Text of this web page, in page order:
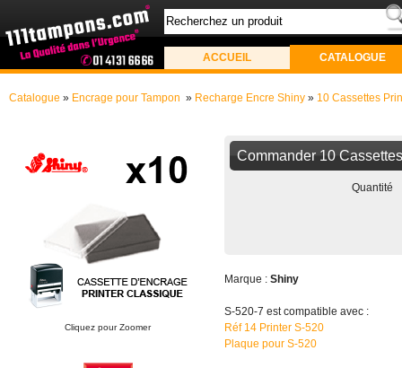
ACCUEIL CATALOGUE
Catalogue » Encrage pour Tampon » Recharge Encre Shiny » 10 Cassettes
Cliquez pour Zoomer
Commander 10
Quantité
Marque : Shiny
S-520-7 est compatible avec :
Réf 14 Printer S-520
Plaque pour S-520